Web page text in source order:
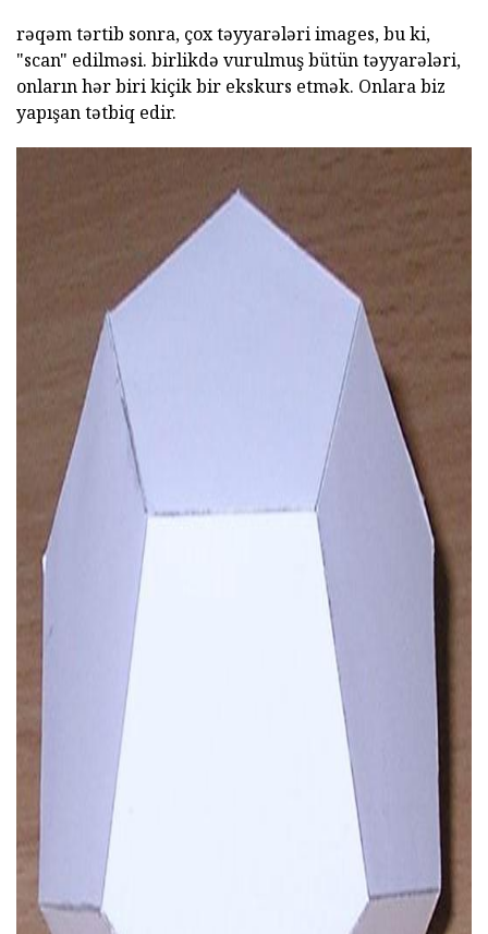
rəqəm tərtib sonra, çox təyyarələri images, bu ki,
"scan" edilməsi. birlikdə vurulmuş bütün təyyarələri,
onların hər biri kiçik bir ekskurs etmək. Onlara biz
yapışan tətbiq edir.